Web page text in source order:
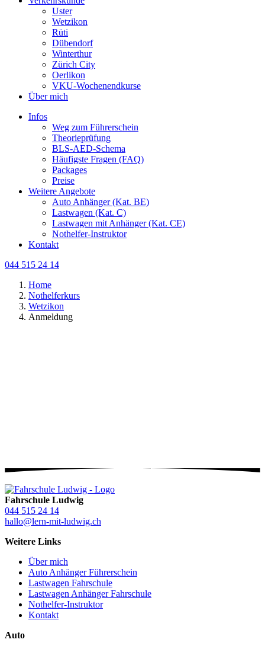
Uster
Wetzikon
Rüti
Dübendorf
Winterthur
Zürich City
Oerlikon
VKU-Wochenendkurse
Über mich
Infos
Weg zum Führerschein
Theorieprüfung
BLS-AED-Schema
Häufigste Fragen (FAQ)
Packages
Preise
Weitere Angebote
Auto Anhänger (Kat. BE)
Lastwagen (Kat. C)
Lastwagen mit Anhänger (Kat. CE)
Nothelfer-Instruktor
Kontakt
044 515 24 14
Home
Nothelferkurs
Wetzikon
Anmeldung
Fahrschule Ludwig
044 515 24 14
hallo@lern-mit-ludwig.ch
Weitere Links
Über mich
Auto Anhänger Führerschein
Lastwagen Fahrschule
Lastwagen Anhänger Fahrschule
Nothelfer-Instruktor
Kontakt
Auto